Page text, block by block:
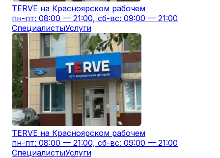
TERVE на Красноярском рабочем
пн-пт: 08:00 — 21:00, сб-вс: 09:00 — 21:00
СпециалистыУслуги
TERVE на Красноярском рабочем
пн-пт: 08:00 — 21:00, сб-вс: 09:00 — 21:00
СпециалистыУслуги